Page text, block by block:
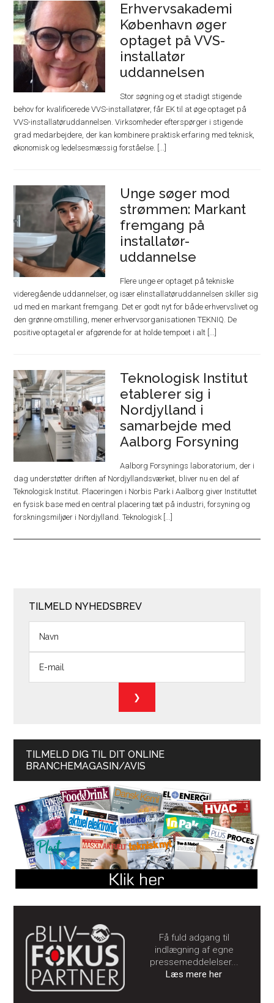
Erhvervsakademi
København øger
optaget på VVS-
installatør
uddannelsen
Stor søgning og et stadigt stigende
behov for kvalificerede VVS-installatører, får EK til at øge optaget på
VVS-installatøruddannelsen. Virksomheder efterspørger i stigende
grad medarbejdere, der kan kombinere praktisk erfaring med teknisk,
økonomisk og ledelsesmæssig forståelse. [...]
Unge søger mod
strømmen: Markant
fremgang på
installatør-
uddannelse
Flere unge er optaget på tekniske
videregående uddannelser, og især elinstallatøruddannelsen skiller sig
ud med en markant fremgang. Det er godt nyt for både erhvervslivet og
den grønne omstilling, mener erhvervsorganisationen TEKNIQ. De
positive optagetal er afgørende for at holde tempoet i alt [...]
Teknologisk Institut
etablerer sig i
Nordjylland i
samarbejde med
Aalborg Forsyning
Aalborg Forsynings laboratorium, der i
dag understøtter driften af Nordjyllandsværket, bliver nu en del af
Teknologisk Institut. Placeringen i Norbis Park i Aalborg giver Instituttet
en fysisk base med en central placering tæt på industri, forsyning og
forskningsmiljøer i Nordjylland. Teknologisk [...]
TILMELD NYHEDSBREV
TILMELD DIG TIL DIT ONLINE
BRANCHEMAGASIN/AVIS
Få fuld adgang til
indlægning af egne
pressemeddelelser...
Læs mere her